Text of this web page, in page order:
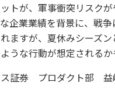
トが、軍事衝突リスク
企業業績を背景に、戦
ますが、夏休みシーズ
うな行動が想定されるか
ス証券 プロダクト部 益